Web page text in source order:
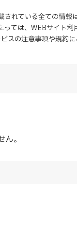
れている全ての情報
っては、 WEBサイト利
スの注意事項や規約に
。